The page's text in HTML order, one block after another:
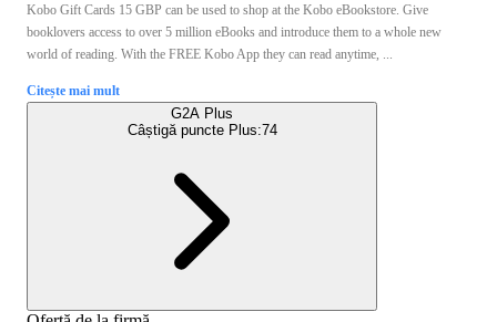
Kobo Gift Cards 15 GBP can be used to shop at the Kobo eBookstore. Give
booklovers access to over 5 million eBooks and introduce them to a whole new
world of reading. With the FREE Kobo App they can read anytime, ...
Citește mai mult
G2A Plus
Câștigă puncte Plus:74